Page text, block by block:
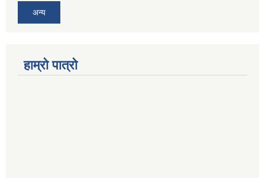
अन्य
हाम्रो पात्रो